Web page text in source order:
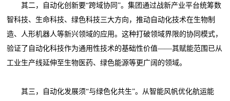
其二，自动化创新要“跨域协同”。集团通过战新产业平台统筹数
智科技、生命科技、绿色科技三大方向，推动自动化技术在生物制
造、人形机器人等新兴领域的应用。这种打破领域界限的协同模式，
验证了自动化科技作为通用性技术的基础性价值——其赋能范围已从
工业生产线延伸至生物医药、绿色能源等更广阔的领域。
其三，自动化发展须“与绿色化共生”。从智能风帆优化航运能